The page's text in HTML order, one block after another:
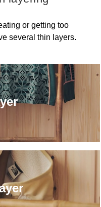
or getting too
several thin layers.